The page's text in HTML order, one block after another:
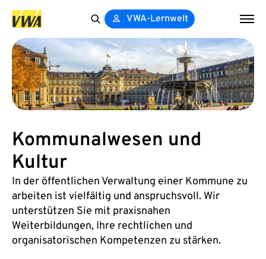
for:
VWA-Lernwelt
Kommunalwesen und
Kultur
In der öffentlichen Verwaltung einer Kommune zu
arbeiten ist vielfältig und anspruchsvoll. Wir
unterstützen Sie mit praxisnahen
Weiterbildungen, Ihre rechtlichen und
organisatorischen Kompetenzen zu stärken.